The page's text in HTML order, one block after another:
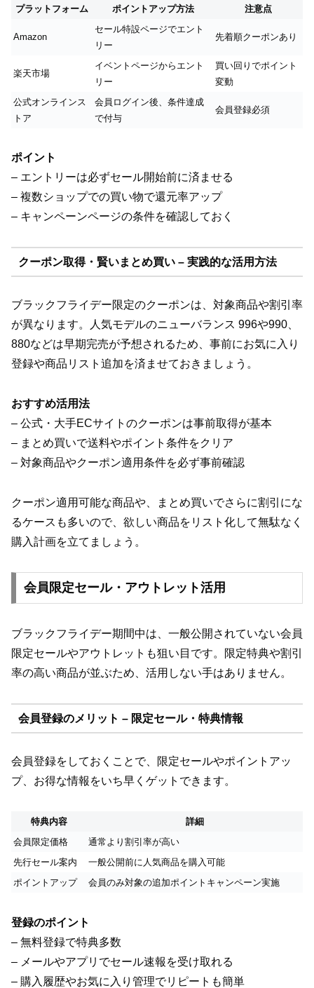
プラットフォーム ポイントアップ方法 注意点
Amazon
セール特設ページでエント
リー
先着順クーポンあり
楽天市場
イベントページからエント
リー
買い回りでポイント
変動
公式オンラインス
トア
会員ログイン後、条件達成
で付与
会員登録必須
ポイント
– エントリーは必ずセール開始前に済ませる
– 複数ショップでの買い物で還元率アップ
– キャンペーンページの条件を確認しておく
クーポン取得・賢いまとめ買い – 実践的な活用方法
ブラックフライデー限定のクーポンは、対象商品や割引率
が異なります。人気モデルのニューバランス 996や990、
880などは早期完売が予想されるため、事前にお気に入り
登録や商品リスト追加を済ませておきましょう。
おすすめ活用法
– 公式・大手ECサイトのクーポンは事前取得が基本
– まとめ買いで送料やポイント条件をクリア
– 対象商品やクーポン適用条件を必ず事前確認
クーポン適用可能な商品や、まとめ買いでさらに割引にな
るケースも多いので、欲しい商品をリスト化して無駄なく
購入計画を立てましょう。
会員限定セール・アウトレット活用
ブラックフライデー期間中は、一般公開されていない会員
限定セールやアウトレットも狙い目です。限定特典や割引
率の高い商品が並ぶため、活用しない手はありません。
会員登録のメリット – 限定セール・特典情報
会員登録をしておくことで、限定セールやポイントアッ
プ、お得な情報をいち早くゲットできます。
特典内容
詳細
会員限定価格
通常より割引率が高い
先行セール案内
一般公開前に人気商品を購入可能
ポイントアップ
会員のみ対象の追加ポイントキャンペーン実施
登録のポイント
– 無料登録で特典多数
– メールやアプリでセール速報を受け取れる
– 購入履歴やお気に入り管理でリピートも簡単